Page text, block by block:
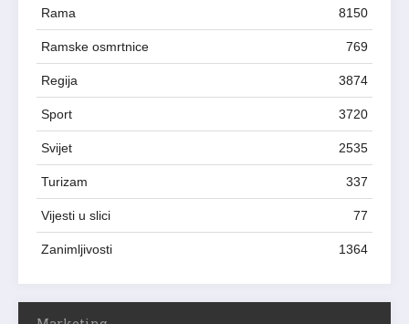
Rama 8150
Ramske osmrtnice 769
Regija 3874
Sport 3720
Svijet 2535
Turizam 337
Vijesti u slici 77
Zanimljivosti 1364